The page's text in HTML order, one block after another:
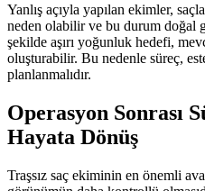
Yanlış açıyla yapılan ekimler,
neden olabilir ve bu durum doğal
şekilde aşırı yoğunluk hedefi,
oluşturabilir. Bu nedenle süreç,
planlanmalıdır.
Operasyon Sonrası
Hayata Dönüş
Traşsız saç ekiminin en önemli